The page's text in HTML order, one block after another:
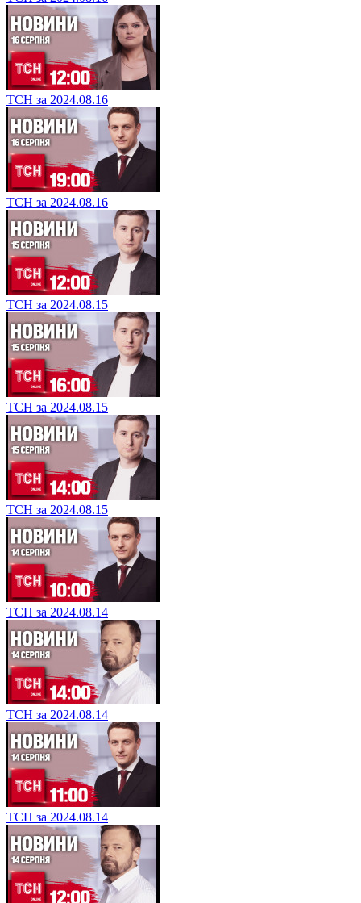
ТСН за 2024.08.16
ТСН за 2024.08.16
ТСН за 2024.08.15
ТСН за 2024.08.15
ТСН за 2024.08.15
ТСН за 2024.08.14
ТСН за 2024.08.14
ТСН за 2024.08.14